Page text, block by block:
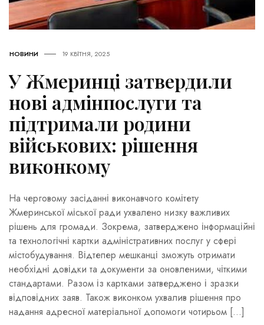
НОВИНИ 19 КВІТНЯ, 2025
У Жмеринці затвердили
нові адмінпослуги та
підтримали родини
військових: рішення
виконкому
На черговому засіданні виконавчого комітету
Жмеринської міської ради ухвалено низку важливих
рішень для громади. Зокрема, затверджено інформаційні
та технологічні картки адміністративних послуг у сфері
містобудування. Відтепер мешканці зможуть отримати
необхідні довідки та документи за оновленими, чіткими
стандартами. Разом із картками затверджено і зразки
відповідних заяв. Також виконком ухвалив рішення про
надання адресної матеріальної допомоги чотирьом […]